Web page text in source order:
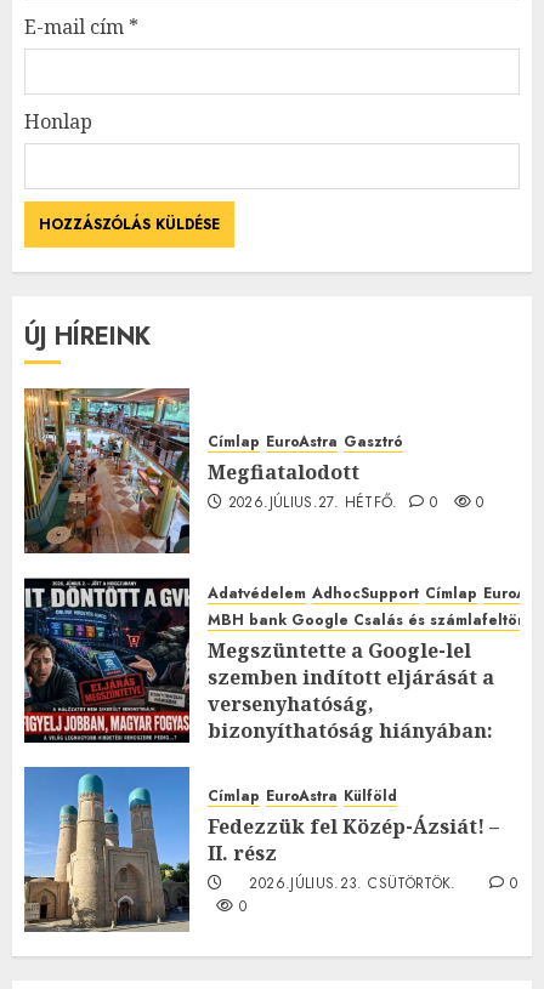
E-mail cím *
Honlap
ÚJ HÍREINK
Címlap EuroAstra Gasztró
Megfiatalodott
2026.JÚLIUS.27. HÉTFŐ. 0 0
Adatvédelem AdhocSupport Címlap
MBH bank Google Csalás és
Megszüntette a Google-lel
szemben indított eljárását a
versenyhatóság,
bizonyíthatóság hiányában:
2026.JÚLIUS.23. CSÜTÖRTÖK.
0
Címlap EuroAstra Külföld
Fedezzük fel Közép-Ázsiát! –
II. rész
2026.JÚLIUS.23. CSÜTÖRTÖK.
0
0